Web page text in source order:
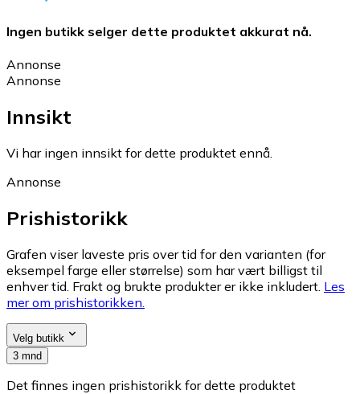
Ingen butikk selger dette produktet akkurat nå.
Annonse
Annonse
Innsikt
Vi har ingen innsikt for dette produktet ennå.
Annonse
Prishistorikk
Grafen viser laveste pris over tid for den varianten (for
eksempel farge eller størrelse) som har vært billigst til
enhver tid. Frakt og brukte produkter er ikke inkludert. Les
mer om prishistorikken.
Velg butikk
3 mnd
Det finnes ingen prishistorikk for dette produktet